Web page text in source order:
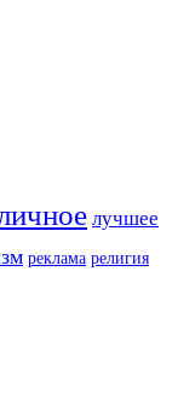
лучшее
реклама религия